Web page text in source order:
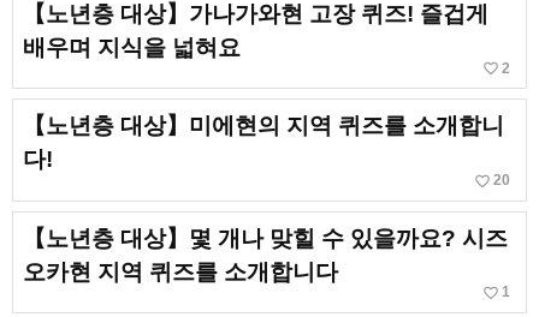
【노년층 대상】가나가와현 고장 퀴즈! 즐겁게
배우며 지식을 넓혀요
favorite_border 2
【노년층 대상】미에현의 지역 퀴즈를 소개합니
다!
favorite_border 20
【노년층 대상】몇 개나 맞힐 수 있을까요? 시즈
오카현 지역 퀴즈를 소개합니다
favorite_border 1